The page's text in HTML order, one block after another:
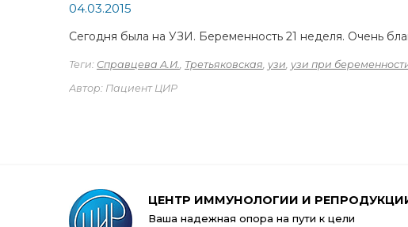
04.03.2015
Сегодня была на УЗИ. Беременность 21 неделя. Очень
Теги: Справцева А.И., Третьяковская, узи, узи при
Автор: Пациент ЦИР
ЦЕНТР ИММУНОЛОГИИ И
Ваша надежная опора на пути к цели